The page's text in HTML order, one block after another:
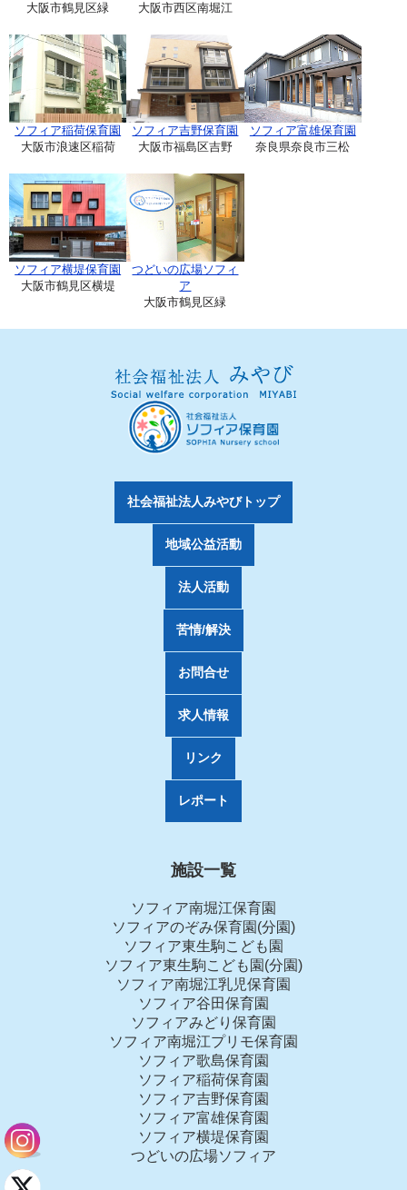
大阪市鶴見区緑
大阪市西区南堀江
ソフィア稲荷保育園
大阪市浪速区稲荷
ソフィア吉野保育園
大阪市福島区吉野
ソフィア富雄保育園
奈良県奈良市三松
ソフィア横堤保育園
大阪市鶴見区横堤
つどいの広場ソフィ
ア
大阪市鶴見区緑
社会福祉法人みやびトップ
地域公益活動
法人活動
苦情/解決
お問合せ
求人情報
リンク
レポート
施設一覧
ソフィア南堀江保育園
ソフィアのぞみ保育園(分園)
ソフィア東生駒こども園
ソフィア東生駒こども園(分園)
ソフィア南堀江乳児保育園
ソフィア谷田保育園
ソフィアみどり保育園
ソフィア南堀江プリモ保育園
ソフィア歌島保育園
ソフィア稲荷保育園
ソフィア吉野保育園
ソフィア富雄保育園
ソフィア横堤保育園
つどいの広場ソフィア